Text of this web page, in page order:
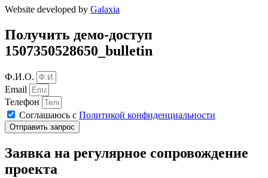
Website developed by Galaxia
Получить демо-доступ
1507350528650_bulletin
Ф.И.О.
Email
Телефон
Соглашаюсь с Политикой конфиденциальности
Отправить запрос
Заявка на регулярное сопровождение
проекта